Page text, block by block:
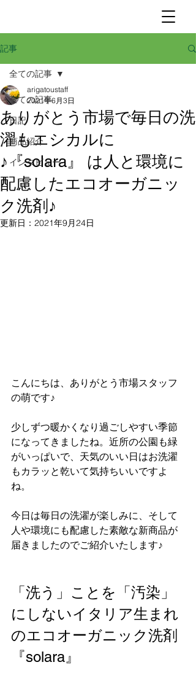
記事
全ての記事
日記
商品紹介
インタビュー
全ての記事
ありがとう市場で毎日の洗
濯もエシカルに
♪『solara』 は人と環境に
配慮したエコオーガニッ
ク洗剤♪
arigatoustaff
2021年6月3日
更新日： 2021年9月24日
こんにちは、ありがとう市場スタッフ
の萌です♪
少しずつ暖かくなり過ごしやすい季節
になってきましたね。近所の公園も緑
がいっぱいで、天気のいい日はお洗濯
もカラッと乾いて気持ちいいですよ
ね。
今日は毎日の洗濯が楽しみに、そして
人や環境にも配慮した素敵な新商品が
届きましたのでご紹介いたします♪
「洗う」ことを「汚染」
にしないイタリア生まれ
のエコオーガニック洗剤
『solara』